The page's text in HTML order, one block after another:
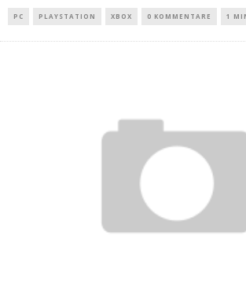
PC PLAYSTATION XBOX 0 KOMMENTARE 1